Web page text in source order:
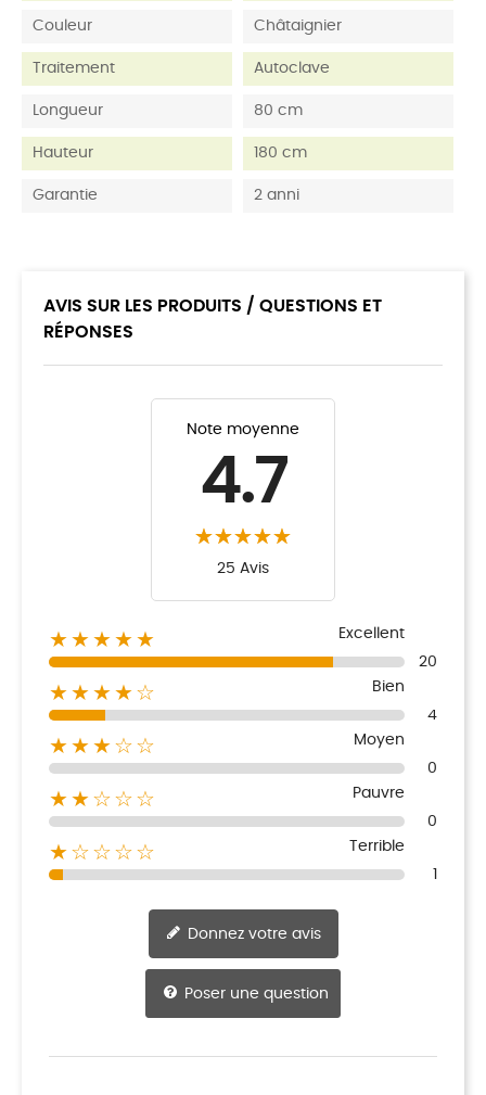
Couleur Châtaignier
Traitement Autoclave
Longueur 80 cm
Hauteur 180 cm
Garantie 2 anni
AVIS SUR LES PRODUITS / QUESTIONS ET
RÉPONSES
Note moyenne
4.7
25 Avis
★★★★★
Excellent
20
★★★★☆
Bien
4
★★★☆☆
Moyen
0
★★☆☆☆
Pauvre
0
★☆☆☆☆
Terrible
Donnez votre avis
Poser une question